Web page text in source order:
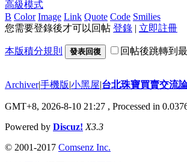
高級模式
B Color Image Link Quote Code Smilies
您需要登錄後才可以回帖 登錄 | 立即註冊
本版積分規則 發表回復 回帖後跳轉到
Archiver|手機版|小黑屋|台北珠寶買賣交流
GMT+8, 2026-8-10 21:27 , Processed in
Powered by Discuz! X3.3
© 2001-2017 Comsenz Inc.